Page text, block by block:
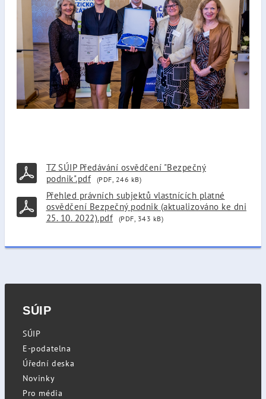
TZ SÚIP Předávání osvědčení "Bezpečný
podnik".pdf
(PDF, 246 kB)
Přehled právních subjektů vlastnících platné
osvědčení Bezpečný podnik (aktualizováno ke dni
25. 10. 2022).pdf
(PDF, 343 kB)
SÚIP
SÚIP
E-podatelna
Úřední deska
Novinky
Pro média